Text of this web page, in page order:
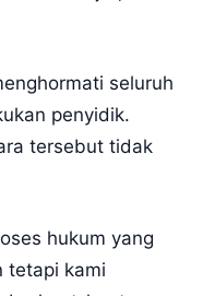
seluruh
penyidik.
tersebut tidak
hukum yang
tetapi kami